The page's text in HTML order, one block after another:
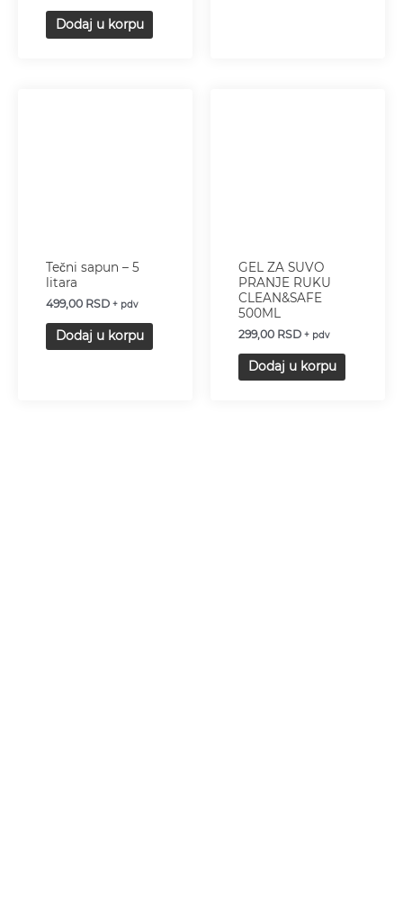
Dodaj u korpu
Tečni sapun – 5
litara
499,00 RSD + pdv
Dodaj u korpu
GEL ZA SUVO
PRANJE RUKU
CLEAN&SAFE
500ML
299,00 RSD + pdv
Dodaj u korpu